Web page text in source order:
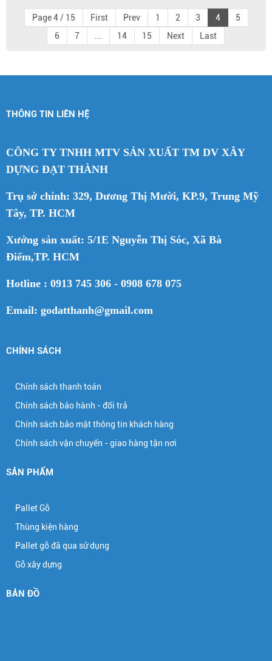
Page 4 / 15 First Prev 1 2 3 4
5
6
7 14 15 Next Last
THÔNG TIN LIÊN HỆ
CÔNG TY TNHH MTV SẢN XUẤT TM DV XÂY
DỰNG ĐẠT THÀNH
Trụ sở chính: 329, Dương Thị Mười, KP.9, Trung Mỹ
Tây, TP. HCM
Xưởng sản xuất: 5/1E Nguyễn Thị Sóc, Xã Bà
Điểm,TP. HCM
Hotline : 0913 745 306 - 0908 678 075
Email: godatthanh@gmail.com
CHÍNH SÁCH
Chính sách thanh toán
Chính sách bảo hành - đổi trả
Chính sách bảo mật thông tin khách hàng
Chính sách vận chuyển - giao hàng tận nơi
SẢN PHẨM
Pallet Gỗ
Thùng kiện hàng
Pallet gỗ đã qua sử dụng
Gỗ xây dựng
BẢN ĐỒ